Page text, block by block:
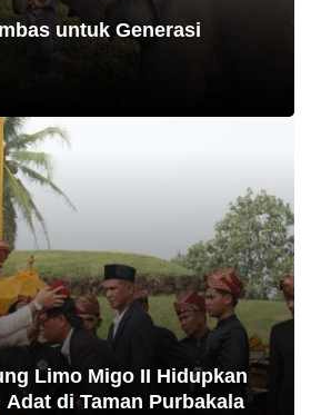
untuk Generasi
Limo Migo II Hidupkan
di Taman Purbakala